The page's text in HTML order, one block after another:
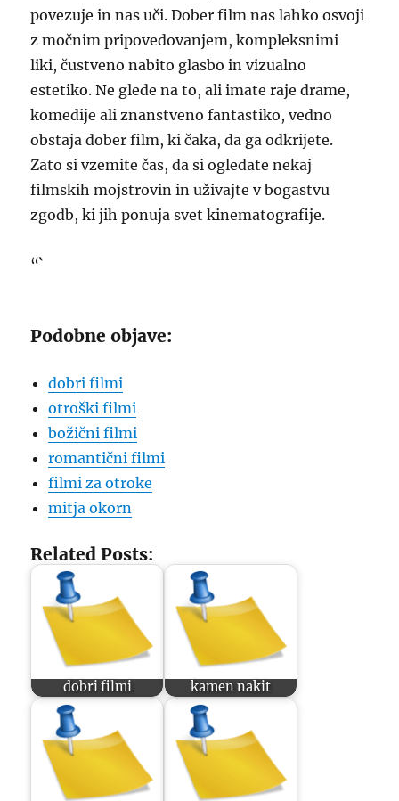
povezuje in nas uči. Dober film nas lahko osvoji
z močnim pripovedovanjem, kompleksnimi
liki, čustveno nabito glasbo in vizualno
estetiko. Ne glede na to, ali imate raje drame,
komedije ali znanstveno fantastiko, vedno
obstaja dober film, ki čaka, da ga odkrijete.
Zato si vzemite čas, da si ogledate nekaj
filmskih mojstrovin in uživajte v bogastvu
zgodb, ki jih ponuja svet kinematografije.
“`
Podobne objave:
dobri filmi
otroški filmi
božični filmi
romantični filmi
filmi za otroke
mitja okorn
Related Posts:
dobri filmi kamen nakit